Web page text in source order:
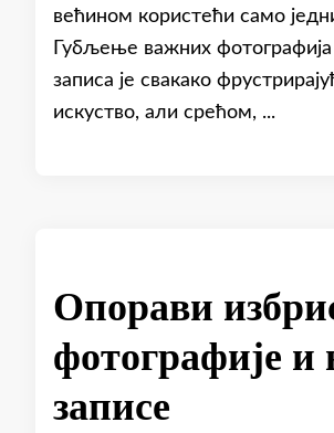
већином користећи само
Губљење важних
записа је свакако
искуство, али срећом, ...
Опорави
фотографије и
записе